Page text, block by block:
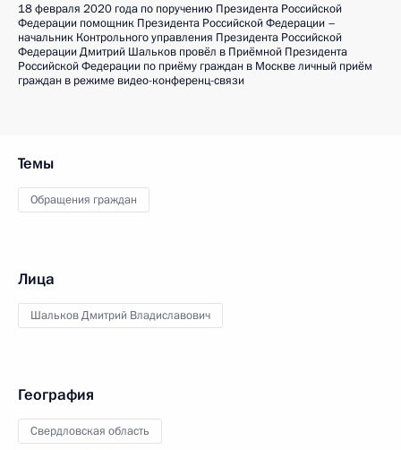
18 февраля 2020 года по поручению Президента Российской
Федерации помощник Президента Российской Федерации –
начальник Контрольного управления Президента Российской
Федерации Дмитрий Шальков провёл в Приёмной Президента
Российской Федерации по приёму граждан в Москве личный приём
граждан в режиме видео-конференц-связи
Темы
Обращения граждан
Лица
Шальков Дмитрий Владиславович
География
Свердловская область